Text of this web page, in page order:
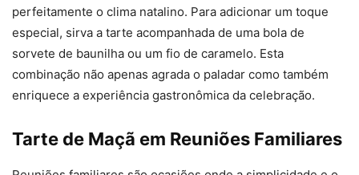
perfeitamente o clima natalino. Para adicionar um toque
especial, sirva a tarte acompanhada de uma bola de
sorvete de baunilha ou um fio de caramelo. Esta
combinação não apenas agrada o paladar como também
enriquece a experiência gastronômica da celebração.
Tarte de Maçã em Reuniões Familiares